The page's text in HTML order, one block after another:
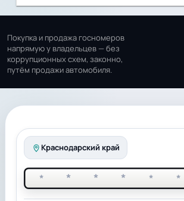
Покупка и продажа госномеров
напрямую у владельцев — без
коррупционных схем, законно,
путём продажи автомобиля.
Краснодарский край
* * * * * *